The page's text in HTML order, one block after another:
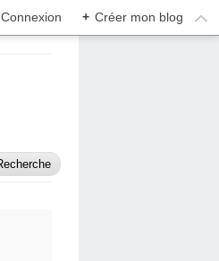
Connexion + Créer mon blog